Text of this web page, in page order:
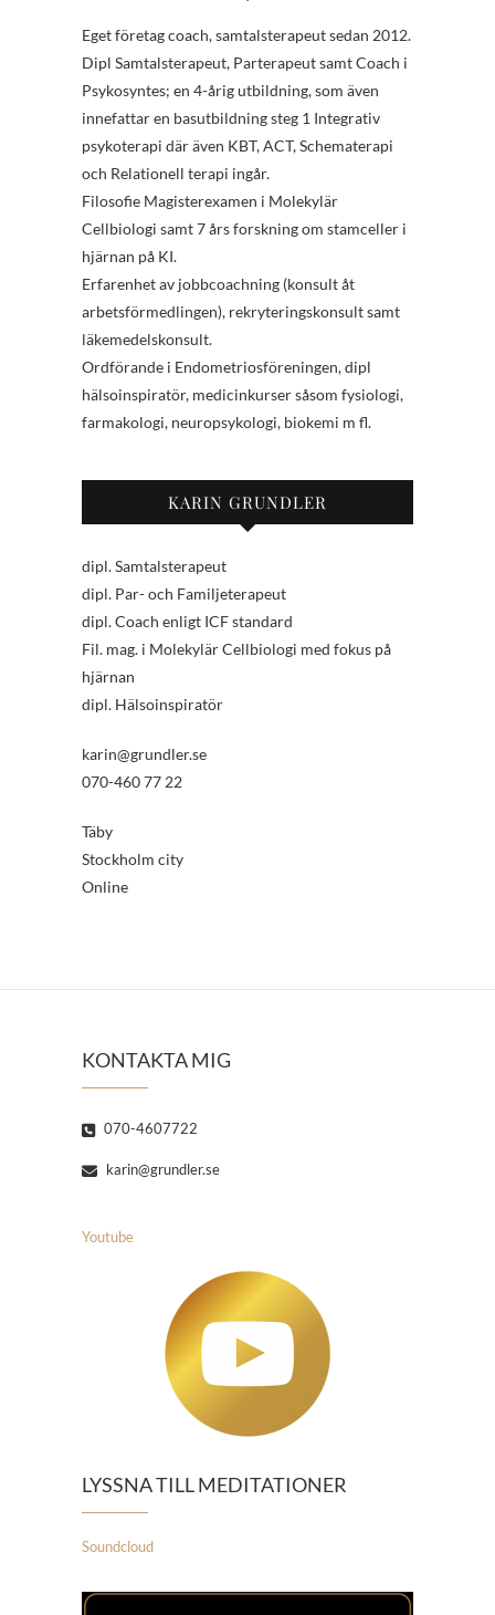
Eget företag coach, samtalsterapeut sedan 2012.
Dipl Samtalsterapeut, Parterapeut samt Coach i
Psykosyntes; en 4-årig utbildning, som även
innefattar en basutbildning steg 1 Integrativ
psykoterapi där även KBT, ACT, Schematerapi
och Relationell terapi ingår.
Filosofie Magisterexamen i Molekylär
Cellbiologi samt 7 års forskning om stamceller i
hjärnan på KI.
Erfarenhet av jobbcoachning (konsult åt
arbetsförmedlingen), rekryteringskonsult samt
läkemedelskonsult.
Ordförande i Endometriosföreningen, dipl
hälsoinspiratör, medicinkurser såsom fysiologi,
farmakologi, neuropsykologi, biokemi m fl.
KARIN GRUNDLER
dipl. Samtalsterapeut
dipl. Par- och Familjeterapeut
dipl. Coach enligt ICF standard
Fil. mag. i Molekylär Cellbiologi med fokus på
hjärnan
dipl. Hälsoinspiratör
karin@grundler.se
070-460 77 22
Täby
Stockholm city
Online
KONTAKTA MIG
070-4607722
karin@grundler.se
Youtube
LYSSNA TILL MEDITATIONER
Soundcloud